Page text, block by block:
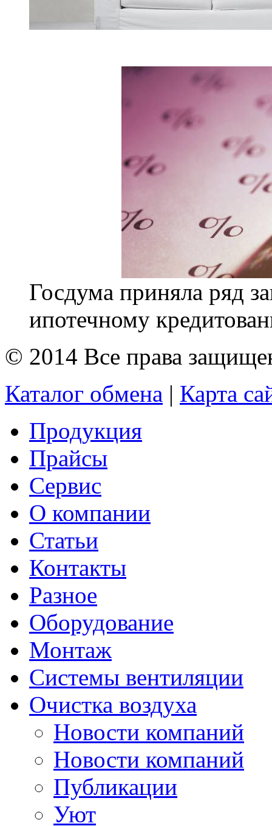
Госдума приняла ряд
ипотечному
© 2014 Все права
Каталог обмена | Карта
Продукция
Прайсы
Сервис
О компании
Статьи
Контакты
Разное
Оборудование
Монтаж
Системы вентиляции
Очистка воздуха
Новости компаний
Новости компаний
Публикации
Уют